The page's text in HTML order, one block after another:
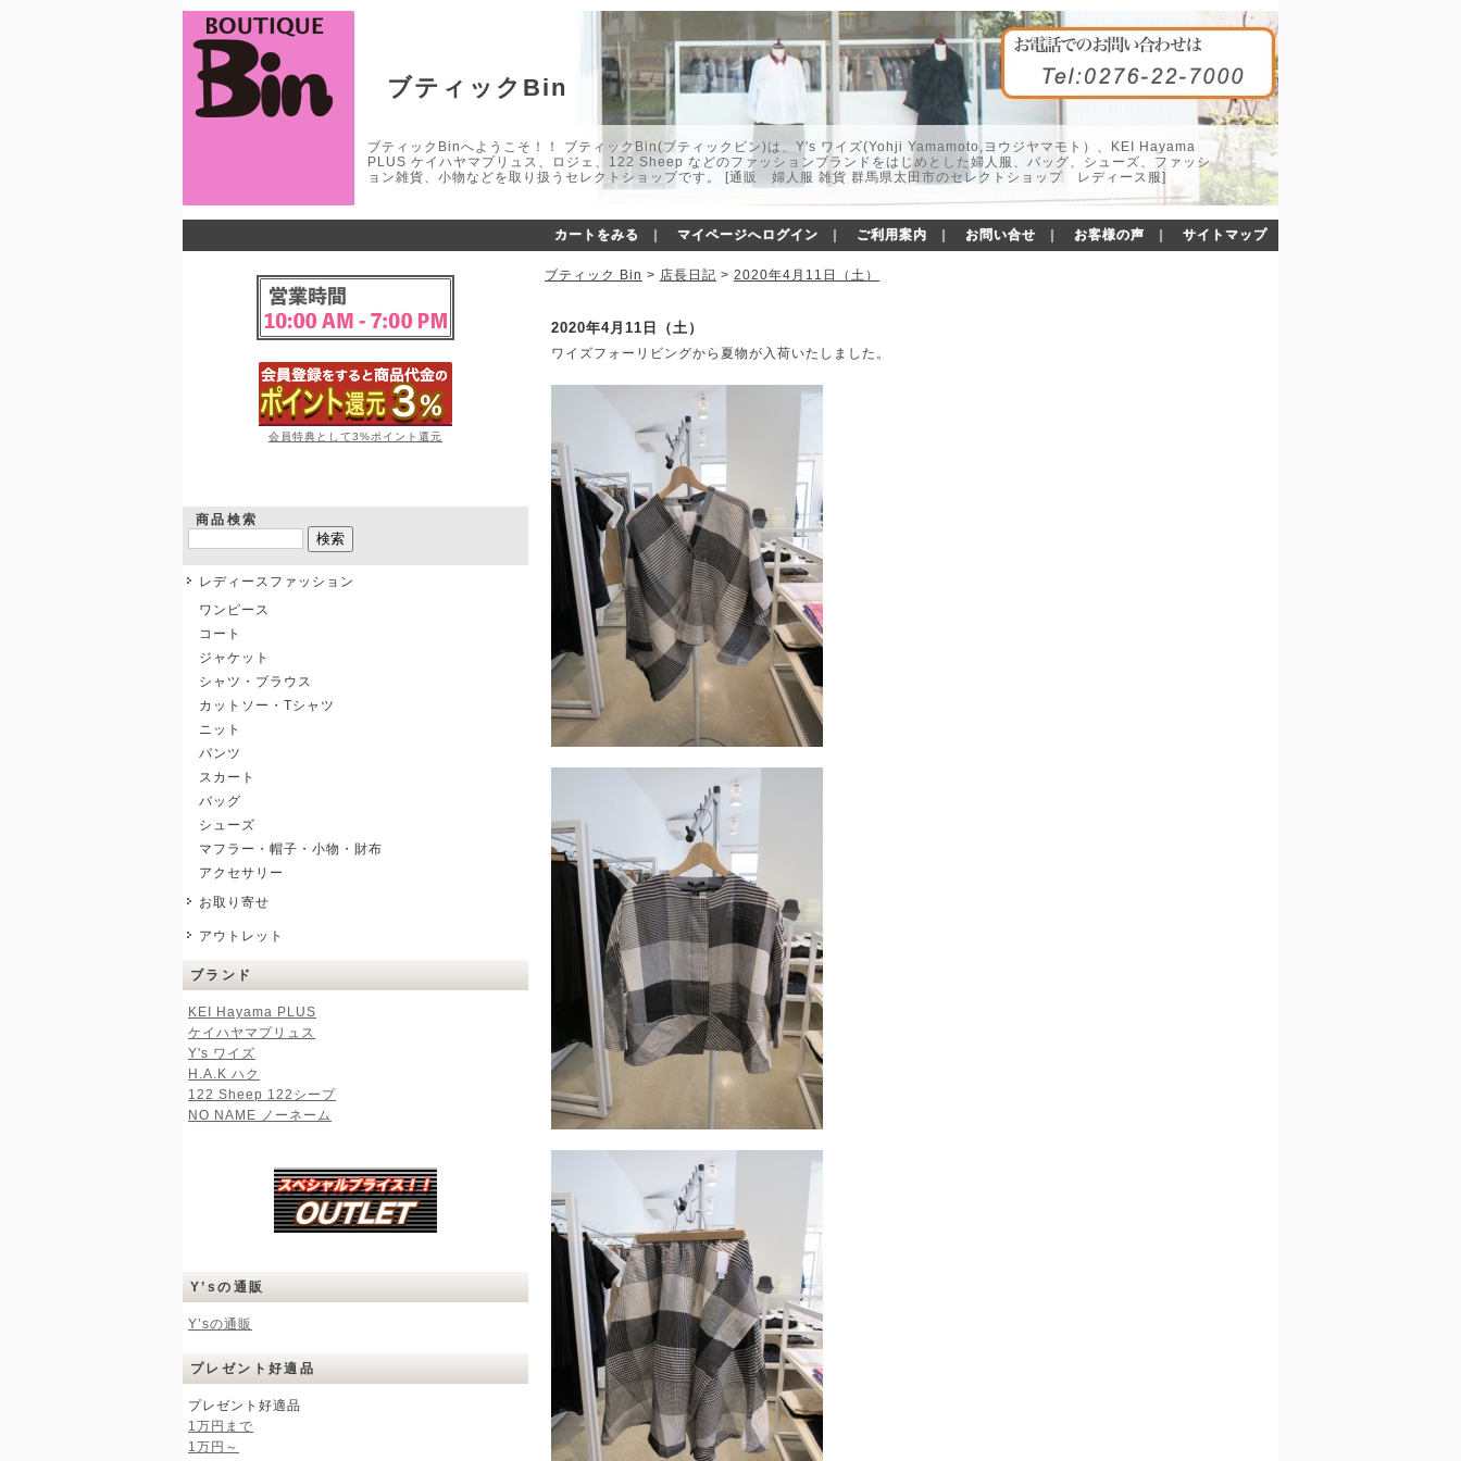
ブティックBin
ブティックBinへようこそ！！ ブティックBin(ブティックビン)は、Y's ワイズ(Yohji Yamamoto,ヨウジヤマモト）、KEI Hayama
PLUS ケイハヤマプリュス、ロジェ、122 Sheep などのファッションブランドをはじめとした婦人服、バッグ、シューズ、ファッシ
ョン雑貨、小物などを取り扱うセレクトショップです。 [通販 婦人服 雑貨 群馬県太田市のセレクトショップ レディース服]
カートをみる マイページへログイン ご利用案内 お問い合せ お客様の声 サイトマップ
会員特典として3%ポイント還元
商品検索
レディースファッション
ワンピース
コート
ジャケット
シャツ・ブラウス
カットソー・Tシャツ
ニット
パンツ
スカート
バッグ
シューズ
マフラー・帽子・小物・財布
アクセサリー
お取り寄せ
アウトレット
ブランド
KEI Hayama PLUS
ケイハヤマプリュス
Y's ワイズ
H.A.K ハク
122 Sheep 122シープ
NO NAME ノーネーム
Y’sの通販
Y’sの通販
プレゼント好適品
プレゼント好適品
1万円まで
1万円～
ブティック Bin > 店長日記 > 2020年4月11日（土）
2020年4月11日（土）
ワイズフォーリビングから夏物が入荷いたしました。